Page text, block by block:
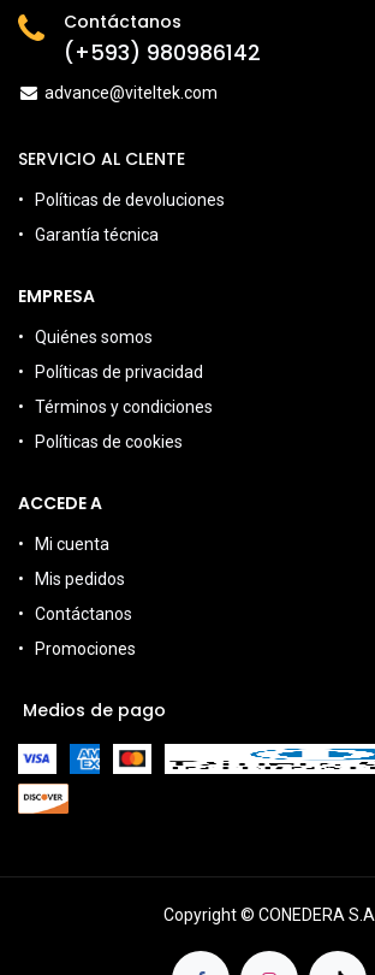
Contáctanos
(+593) 980986142
advance@viteltek.com
SERVICIO AL CLENTE
Políticas de devoluciones
Garantía técnica
EMPRESA
Quiénes somos
Políticas de privacidad
Términos y condiciones
Políticas de cookies
ACCEDE A
Mi cuenta
Mis pedidos
Contáctanos
Promociones
Medios de pago
Copyright © CONEDERA S.A